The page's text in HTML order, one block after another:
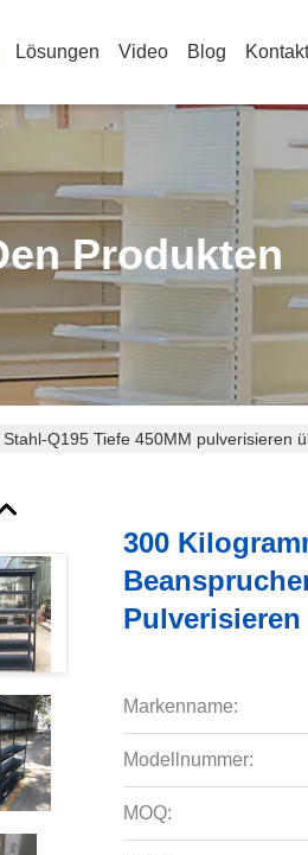
Lösungen Video Blog
Produkten
Q195 Tiefe 450MM pulverisieren
300
Markenname:
Modellnummer:
MOQ: